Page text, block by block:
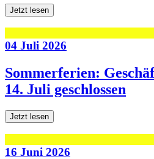
Jetzt lesen
04 Juli 2026
Sommerferien:
14. Juli geschlossen
Jetzt lesen
16 Juni 2026